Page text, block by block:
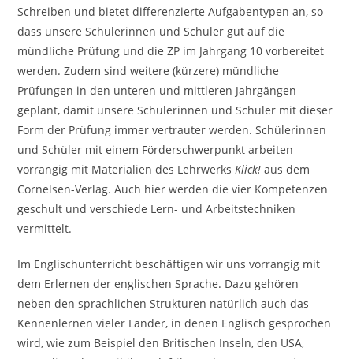
Schreiben und bietet differenzierte Aufgabentypen an, so
dass unsere Schülerinnen und Schüler gut auf die
mündliche Prüfung und die ZP im Jahrgang 10 vorbereitet
werden. Zudem sind weitere (kürzere) mündliche
Prüfungen in den unteren und mittleren Jahrgängen
geplant, damit unsere Schülerinnen und Schüler mit dieser
Form der Prüfung immer vertrauter werden. Schülerinnen
und Schüler mit einem Förderschwerpunkt arbeiten
vorrangig mit Materialien des Lehrwerks Klick! aus dem
Cornelsen-Verlag. Auch hier werden die vier Kompetenzen
geschult und verschiede Lern- und Arbeitstechniken
vermittelt.
Im Englischunterricht beschäftigen wir uns vorrangig mit
dem Erlernen der englischen Sprache. Dazu gehören
neben den sprachlichen Strukturen natürlich auch das
Kennenlernen vieler Länder, in denen Englisch gesprochen
wird, wie zum Beispiel den Britischen Inseln, den USA,